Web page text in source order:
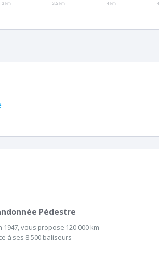
3 km 3.5 km 4 km
Pédestre
vous propose 120 000 km
à ses 8 500 baliseurs